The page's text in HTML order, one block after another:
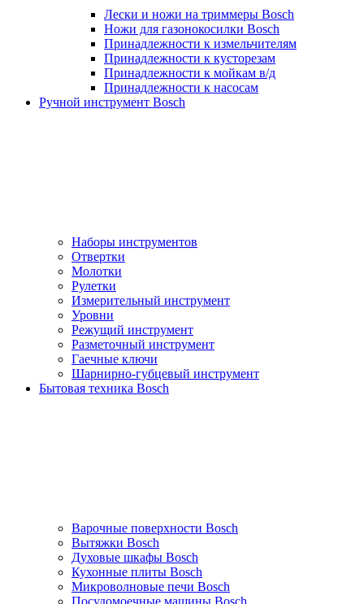
Лески и ножи на триммеры Bosch
Ножи для газонокосилки Bosch
Принадлежности к измельчителям
Принадлежности к кусторезам
Принадлежности к мойкам в/д
Принадлежности к насосам
Ручной инструмент Bosch
Наборы инструментов
Отвертки
Молотки
Рулетки
Измерительный инструмент
Уровни
Режущий инструмент
Разметочный инструмент
Гаечные ключи
Шарнирно-губцевый инструмент
Бытовая техника Bosch
Варочные поверхности Bosch
Вытяжки Bosch
Духовые шкафы Bosch
Кухонные плиты Bosch
Микроволновые печи Bosch
Посудомоечные машины Bosch